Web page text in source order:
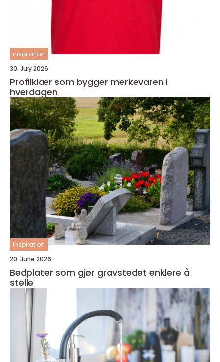
inspiration
30. July 2026
Profilklær som bygger merkevaren i
hverdagen
inspiration
20. June 2026
Bedplater som gjør gravstedet enklere å
stelle